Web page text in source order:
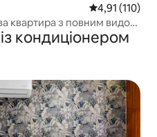
Середня
4,91 (110)
квартира з повним видом
кондиціонером